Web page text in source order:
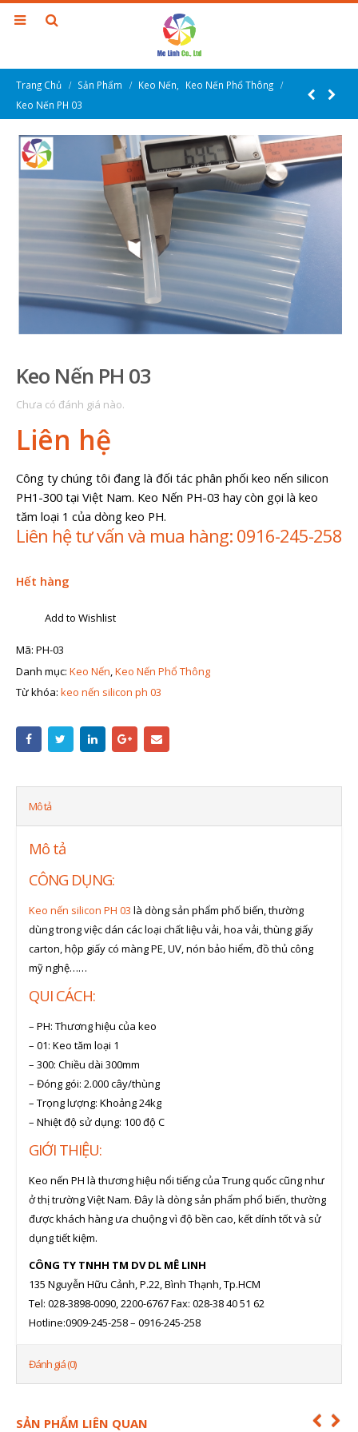
Trang Chủ Sản Phẩm Keo Nến,
Keo Nến Phổ Thông
Keo Nến PH 03
Keo Nến PH 03
Chưa có đánh giá nào.
Liên hệ
Công ty chúng tôi đang là đối tác phân phối keo nến silicon
PH1-300 tại Việt Nam. Keo Nến PH-03 hay còn gọi là keo
tăm loại 1 của dòng keo PH.
Liên hệ tư vấn và mua hàng: 0916-245-258
Hết hàng
Add to Wishlist
Mã: PH-03
Danh mục: Keo Nến,Keo Nến Phổ Thông
Từ khóa: keo nến silicon ph 03
Mô tả
Mô tả
CÔNG DỤNG:
Keo nến silicon PH 03 là dòng sản phẩm phố biến, thường
dùng trong việc dán các loại chất liệu vải, hoa vải, thùng giấy
carton, hộp giấy có màng PE, UV, nón bảo hiểm, đồ thủ công
mỹ nghệ……
QUI CÁCH:
– PH: Thương hiệu của keo
– 01: Keo tăm loại 1
– 300: Chiều dài 300mm
– Đóng gói: 2.000 cây/thùng
– Trọng lượng: Khoảng 24kg
– Nhiệt độ sử dụng: 100 độ C
GIỚI THIỆU:
Keo nến PH là thương hiệu nổi tiếng của Trung quốc cũng như
ở thị trường Việt Nam. Đây là dòng sản phẩm phổ biến, thường
được khách hàng ưa chuộng vì độ bền cao, kết dính tốt và sử
dụng tiết kiệm.
CÔNG TY TNHH TM DV DL MÊ LINH
135 Nguyễn Hữu Cảnh, P.22, Bình Thạnh, Tp.HCM
Tel: 028-3898-0090, 2200-6767 Fax: 028-38 40 51 62
Hotline:0909-245-258 – 0916-245-258
Đánh giá (0)
SẢN PHẨM LIÊN QUAN